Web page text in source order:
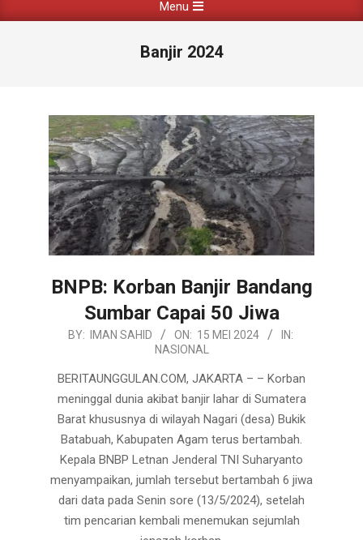
Navigation
Menu
Banjir 2024
BNPB: Korban Banjir Bandang
Sumbar Capai 50 Jiwa
2024-
15
BY: IMAN SAHID ON: 15 MEI 2024
IN:
NASIONAL
BERITAUNGGULAN.COM, JAKARTA – – Korban
meninggal dunia akibat banjir lahar di Sumatera
Barat khususnya di wilayah Nagari (desa) Bukik
Batabuah, Kabupaten Agam terus bertambah.
Kepala BNBP Letnan Jenderal TNI Suharyanto
menyampaikan, jumlah tersebut bertambah 6 jiwa
dari data pada Senin sore (13/5/2024), setelah
tim pencarian kembali menemukan sejumlah